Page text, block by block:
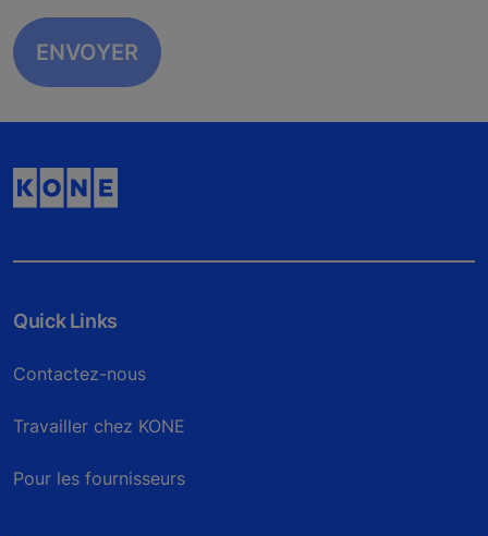
Quick Links
Contactez-nous
Travailler chez KONE
Pour les fournisseurs